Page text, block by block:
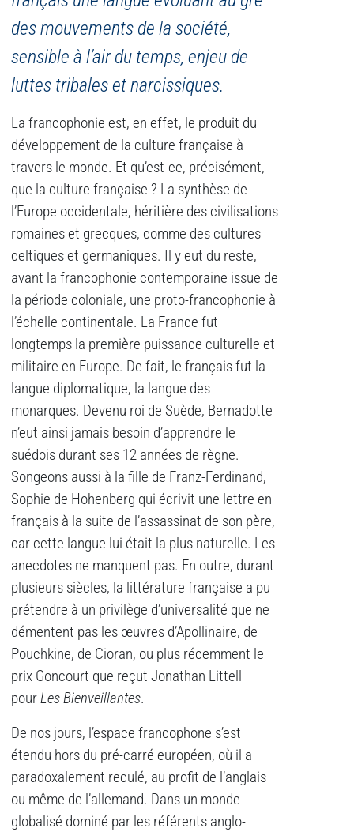
des mouvements de la société,
sensible à l’air du temps, enjeu de
luttes tribales et narcissiques.
La francophonie est, en effet, le produit du
développement de la culture française à
travers le monde. Et qu’est-ce, précisément,
que la culture française ? La synthèse de
l’Europe occidentale, héritière des civilisations
romaines et grecques, comme des cultures
celtiques et germaniques. Il y eut du reste,
avant la francophonie contemporaine issue de
la période coloniale, une proto-francophonie à
l’échelle continentale. La France fut
longtemps la première puissance culturelle et
militaire en Europe. De fait, le français fut la
langue diplomatique, la langue des
monarques. Devenu roi de Suède, Bernadotte
n’eut ainsi jamais besoin d’apprendre le
suédois durant ses 12 années de règne.
Songeons aussi à la fille de Franz-Ferdinand,
Sophie de Hohenberg qui écrivit une lettre en
français à la suite de l’assassinat de son père,
car cette langue lui était la plus naturelle. Les
anecdotes ne manquent pas. En outre, durant
plusieurs siècles, la littérature française a pu
prétendre à un privilège d’universalité que ne
démentent pas les œuvres d’Apollinaire, de
Pouchkine, de Cioran, ou plus récemment le
prix Goncourt que reçut Jonathan Littell
pourLes Bienveillantes.
De nos jours, l’espace francophone s’est
étendu hors du pré-carré européen, où il a
paradoxalement reculé, au profit de l’anglais
ou même de l’allemand. Dans un monde
globalisé dominé par les référents anglo-